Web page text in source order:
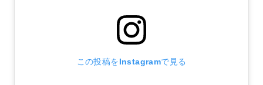
この投稿をInstagramで見る